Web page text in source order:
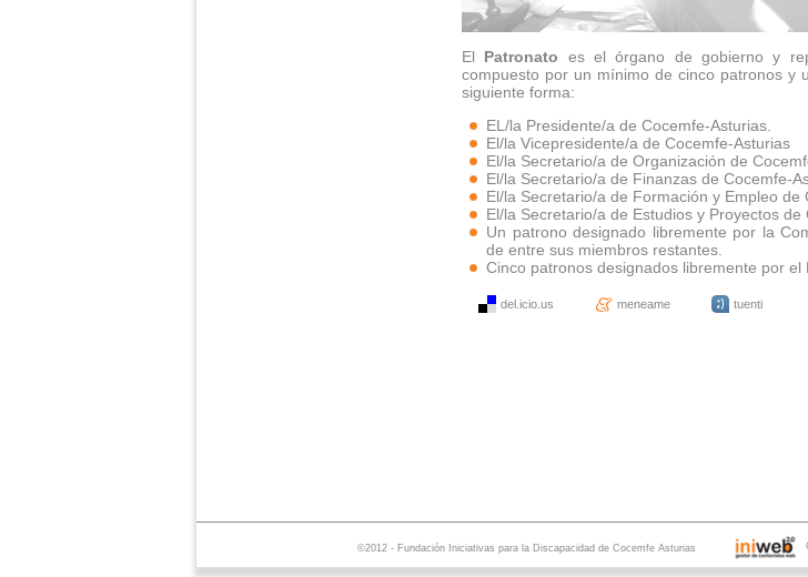
El Patronato es el órgano de gobierno y
compuesto por un mínimo de cinco patronos y
siguiente forma:
EL/la Presidente/a de Cocemfe-Asturias.
El/la Vicepresidente/a de Cocemfe-Asturias
El/la Secretario/a de Organización de
El/la Secretario/a de Finanzas de Cocemfe-
El/la Secretario/a de Formación y Empleo de
El/la Secretario/a de Estudios y Proyectos de
Un patrono designado libremente por la
de entre sus miembros restantes.
Cinco patronos designados libremente por el
del.icio.us meneame tuenti
©2012 - Fundación Iniciativas para la Discapacidad de Cocemfe Asturias